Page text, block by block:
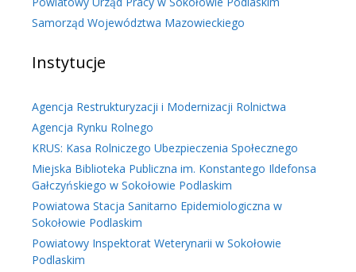
Samorząd Województwa Mazowieckiego
Instytucje
Agencja Restrukturyzacji i Modernizacji Rolnictwa
Agencja Rynku Rolnego
KRUS: Kasa Rolniczego Ubezpieczenia Społecznego
Miejska Biblioteka Publiczna im. Konstantego Ildefonsa
Gałczyńskiego w Sokołowie Podlaskim
Powiatowa Stacja Sanitarno Epidemiologiczna w
Sokołowie Podlaskim
Powiatowy Inspektorat Weterynarii w Sokołowie
Podlaskim